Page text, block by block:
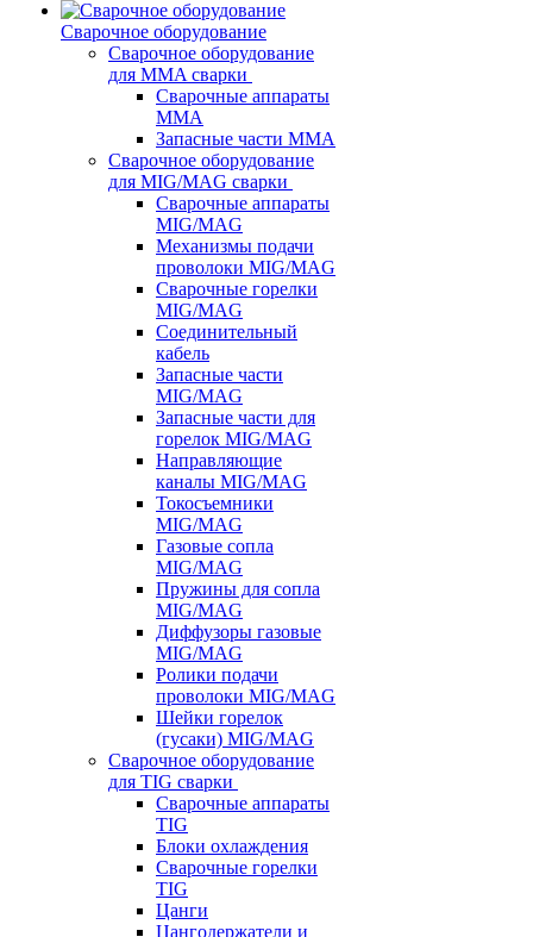
Сварочное оборудование
Сварочное оборудование
для MMA сварки
Сварочные аппараты
MMA
Запасные части MMA
Сварочное оборудование
для MIG/MAG сварки
Сварочные аппараты
MIG/MAG
Механизмы подачи
проволоки MIG/MAG
Сварочные горелки
MIG/MAG
Соединительный
кабель
Запасные части
MIG/MAG
Запасные части для
горелок MIG/MAG
Направляющие
каналы MIG/MAG
Токосъемники
MIG/MAG
Газовые сопла
MIG/MAG
Пружины для сопла
MIG/MAG
Диффузоры газовые
MIG/MAG
Ролики подачи
проволоки MIG/MAG
Шейки горелок
(гусаки) MIG/MAG
Сварочное оборудование
для TIG сварки
Сварочные аппараты
TIG
Блоки охлаждения
Сварочные горелки
TIG
Цанги
Цангодержатели и